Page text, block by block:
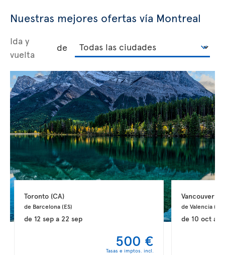
Nuestras mejores ofertas vía Montreal
Ida y
vuelta
de
Toronto (CA)
de Barcelona (ES)
de 12 sepa 22 sep
500 €
Tasas e imptos. incl.
Vancouver
de Valencia (ES)
de 10 oct a